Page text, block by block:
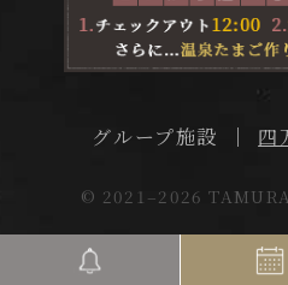
グループ施設 四
© 2021–2026